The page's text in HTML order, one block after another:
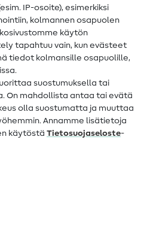
IP-osoite), esimerkiksi
kolmannen osapuolen
käytön
tapahtuu vain, kun evästeet
tiedot kolmansille osapuolille,
suostumuksella tai
On mahdollista antaa tai evätä
olla suostumatta ja muuttaa
Annamme lisätietoja
käytöstä Tietosuojaseloste-